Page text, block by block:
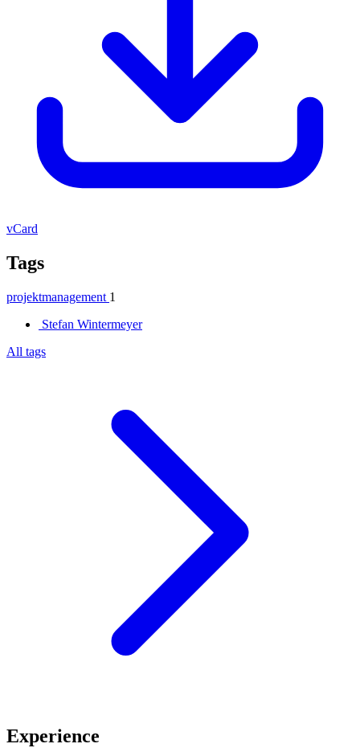
vCard
Tags
projektmanagement 1
Stefan Wintermeyer
All tags
Experience